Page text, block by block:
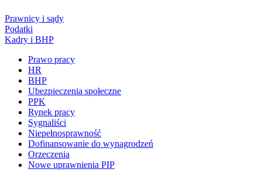
Prawnicy i sądy
Podatki
Kadry i BHP
Prawo pracy
HR
BHP
Ubezpieczenia społeczne
PPK
Rynek pracy
Sygnaliści
Niepełnosprawność
Dofinansowanie do wynagrodzeń
Orzeczenia
Nowe uprawnienia PIP